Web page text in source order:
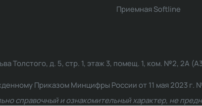
Приемная Softline
Толстого, д. 5, стр. 1, этаж 3, помещ. 1, ком. №2, 2А
Приказом Минцифры России от 11 мая 2023 г. №
справочный и ознакомительный характер, не